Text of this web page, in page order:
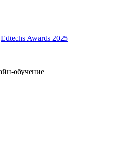
Edtechs Awards 2025
обучение